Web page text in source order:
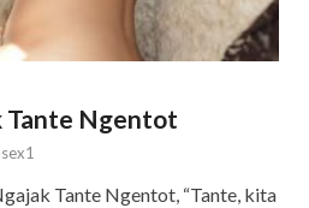
Tante Ngentot
Tante Ngentot, “Tante, kita